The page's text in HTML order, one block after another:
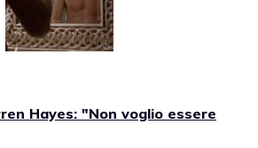
Hayes: "Non voglio essere